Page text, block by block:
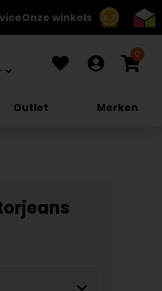
8.7
Onze winkels
0
Outlet Merken